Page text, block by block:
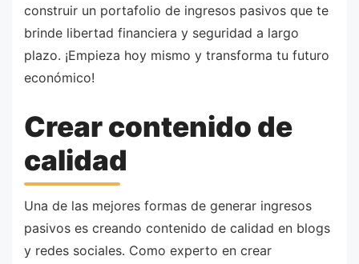
construir un portafolio de ingresos pasivos que te
brinde libertad financiera y seguridad a largo
plazo. ¡Empieza hoy mismo y transforma tu futuro
económico!
Crear contenido de
calidad
Una de las mejores formas de generar ingresos
pasivos es creando contenido de calidad en blogs
y redes sociales. Como experto en crear